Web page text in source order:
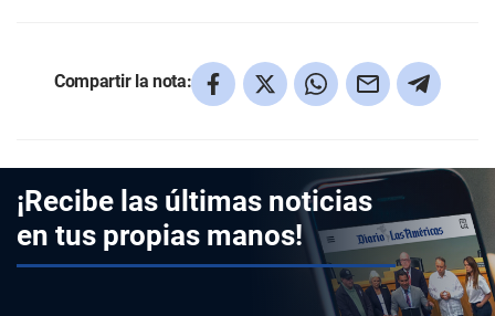
Compartir la nota:
¡Recibe las últimas noticias
en tus propias manos!